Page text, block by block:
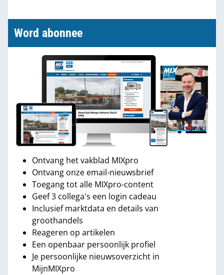
Word abonnee
Ontvang het vakblad MIXpro
Ontvang onze email-nieuwsbrief
Toegang tot alle MIXpro-content
Geef 3 collega's een login cadeau
Inclusief marktdata en details van
groothandels
Reageren op artikelen
Een openbaar persoonlijk profiel
Je persoonlijke nieuwsoverzicht in
MijnMIXpro